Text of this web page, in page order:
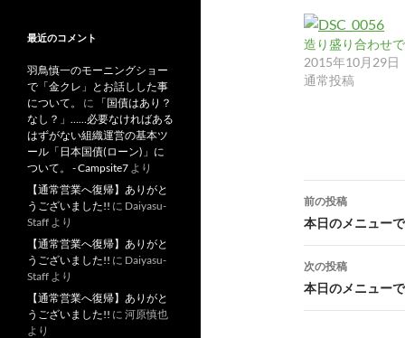
造り盛り合わせ
2015年10月29日
通常投稿
投
稿
ナ
ビ
ゲ
前の投稿
本日のメニュー
次の投稿
本日のメニュー
最近のコメント
羽鳥慎一のモーニングショー
で「金クレ」とお話しした事
について。
に
「国債はあり？
なし？」……必要なければある
はずがない組織運営の基本ツ
ール「日本国債(ローン)」に
ついて。 - Campsite7 より
【通常営業へ復帰】ありがと
うございました!! に Daiyasu-
Staff より
【通常営業へ復帰】ありがと
うございました!! に Daiyasu-
Staff より
【通常営業へ復帰】ありがと
うございました!! に 河原慎也
より